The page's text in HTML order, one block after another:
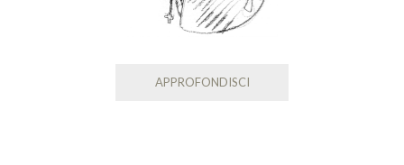
APPROFONDISCI